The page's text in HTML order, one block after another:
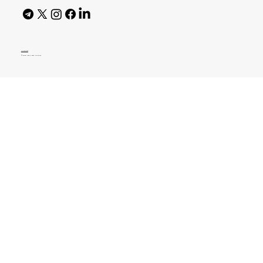
AI Policy
© 2026 High Bar Journal